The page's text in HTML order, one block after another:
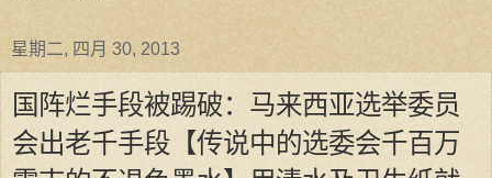
星期二, 四月 30, 2013
国阵烂手段被踢破：马来西亚选举委员
会出老千手段【传说中的选委会千百万